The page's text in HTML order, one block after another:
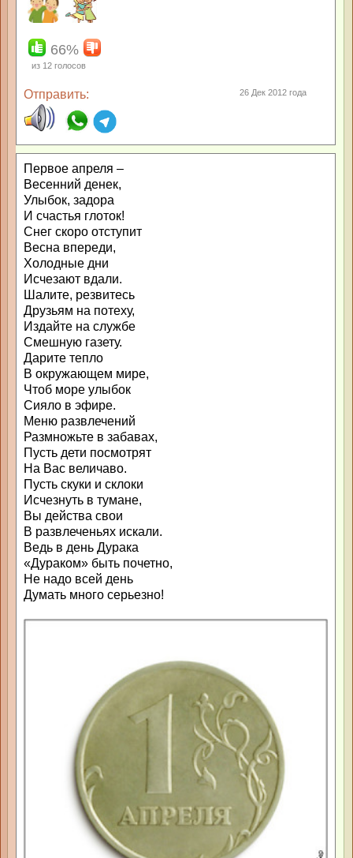
66%
из 12 голосов
Отправить: 26 Дек 2012 года
Первое апреля –
Весенний денек,
Улыбок, задора
И счастья глоток!
Снег скоро отступит
Весна впереди,
Холодные дни
Исчезают вдали.
Шалите, резвитесь
Друзьям на потеху,
Издайте на службе
Смешную газету.
Дарите тепло
В окружающем мире,
Чтоб море улыбок
Сияло в эфире.
Меню развлечений
Размножьте в забавах,
Пусть дети посмотрят
На Вас величаво.
Пусть скуки и склоки
Исчезнуть в тумане,
Вы действа свои
В развлеченьях искали.
Ведь в день Дурака
«Дураком» быть почетно,
Не надо всей день
Думать много серьезно!